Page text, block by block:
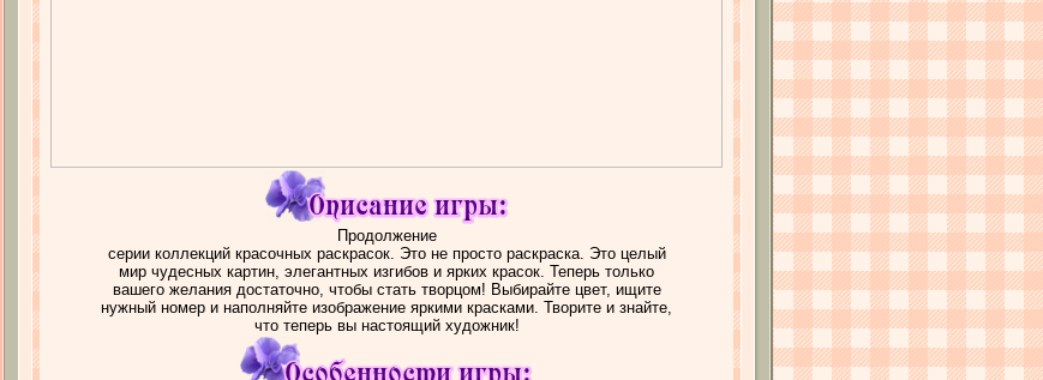
Продолжение
серии коллекций красочных раскрасок. Это не просто раскраска. Это целый
мир чудесных картин, элегантных изгибов и ярких красок. Теперь только
вашего желания достаточно, чтобы стать творцом! Выбирайте цвет, ищите
нужный номер и наполняйте изображение яркими красками. Творите и знайте,
что теперь вы настоящий художник!